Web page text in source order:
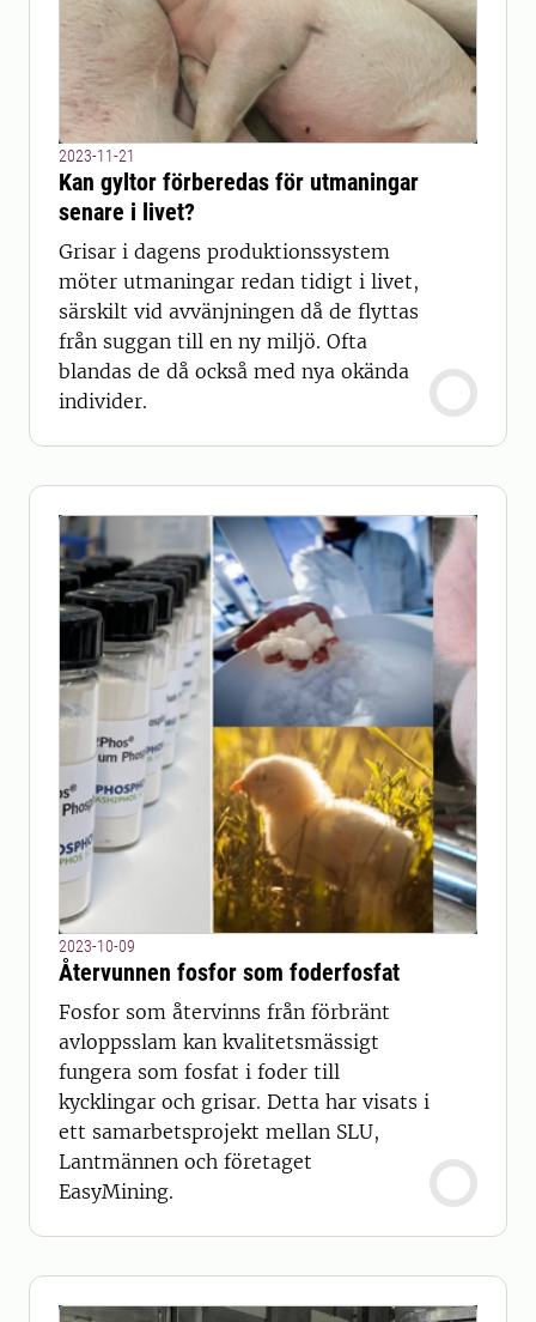
2023-11-21
Kan gyltor förberedas för utmaningar
senare i livet?
Grisar i dagens produktionssystem
möter utmaningar redan tidigt i livet,
särskilt vid avvänjningen då de flyttas
från suggan till en ny miljö. Ofta
blandas de då också med nya okända
individer.
2023-10-09
Återvunnen fosfor som foderfosfat
Fosfor som återvinns från förbränt
avloppsslam kan kvalitetsmässigt
fungera som fosfat i foder till
kycklingar och grisar. Detta har visats i
ett samarbetsprojekt mellan SLU,
Lantmännen och företaget
EasyMining.